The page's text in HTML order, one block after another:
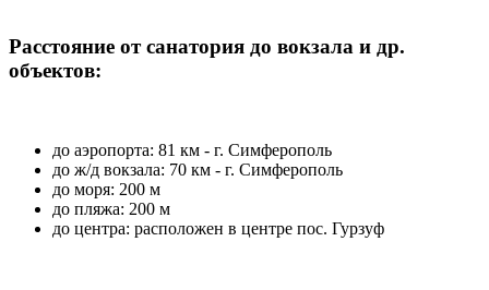
Расстояние от санатория до вокзала и др.
объектов:
до аэропорта: 81 км - г. Симферополь
до ж/д вокзала: 70 км - г. Симферополь
до моря: 200 м
до пляжа: 200 м
до центра: расположен в центре пос. Гурзуф